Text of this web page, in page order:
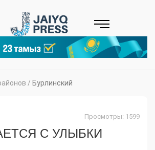
/ Бурлинский
Просмотры: 1599
С УЛЫБКИ